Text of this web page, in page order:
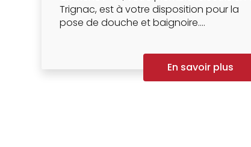
Trignac, est à votre disposition pour la
pose de douche et baignoire....
En savoir plus